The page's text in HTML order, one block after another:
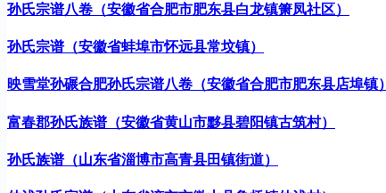
孙氏宗谱八卷（安徽省合肥市肥东县白龙镇箫凤社区）
孙氏宗谱（安徽省蚌埠市怀远县常坟镇）
映雪堂孙碾合肥孙氏宗谱八卷（安徽省合肥市肥东县店埠镇）
富春郡孙氏族谱（安徽省黄山市黟县碧阳镇古筑村）
孙氏族谱（山东省淄博市高青县田镇街道）